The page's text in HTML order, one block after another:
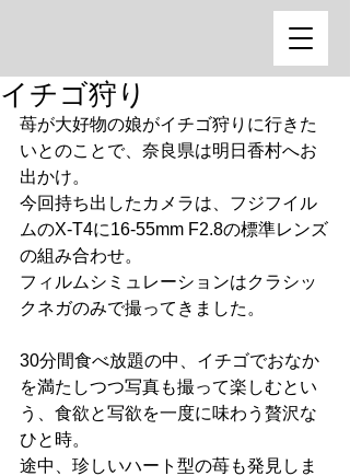
イチゴ狩り
苺が大好物の娘がイチゴ狩りに行きた
いとのことで、奈良県は明日香村へお
出かけ。
今回持ち出したカメラは、フジフイル
ムのX-T4に16-55mm F2.8の標準レンズ
の組み合わせ。
フィルムシミュレーションはクラシッ
クネガのみで撮ってきました。
30分間食べ放題の中、イチゴでおなか
を満たしつつ写真も撮って楽しむとい
う、食欲と写欲を一度に味わう贅沢な
ひと時。
途中、珍しいハート型の苺も発見しま